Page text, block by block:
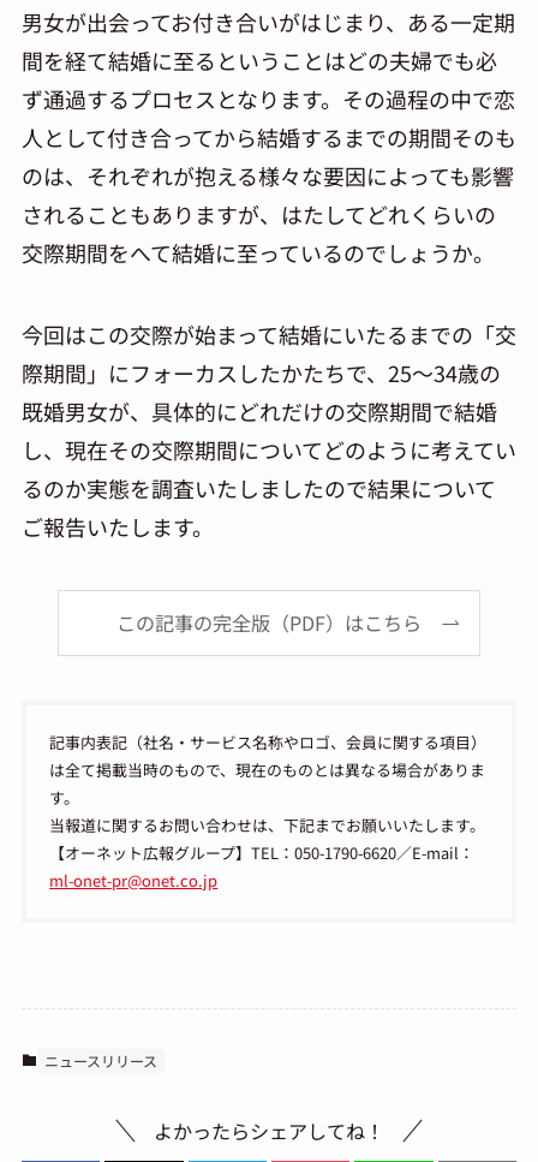
男女が出会ってお付き合いがはじまり、ある一定期
間を経て結婚に至るということはどの夫婦でも必
ず通過するプロセスとなります。その過程の中で恋
人として付き合ってから結婚するまでの期間そのも
のは、それぞれが抱える様々な要因によっても影響
されることもありますが、はたしてどれくらいの
交際期間をへて結婚に至っているのでしょうか。
今回はこの交際が始まって結婚にいたるまでの「交
際期間」にフォーカスしたかたちで、25～34歳の
既婚男女が、具体的にどれだけの交際期間で結婚
し、現在その交際期間についてどのように考えてい
るのか実態を調査いたしましたので結果について
ご報告いたします。
この記事の完全版（PDF）はこちら
記事内表記（社名・サービス名称やロゴ、会員に関する項目）
は全て掲載当時のもので、現在のものとは異なる場合がありま
す。
当報道に関するお問い合わせは、下記までお願いいたします。
【オーネット広報グループ】TEL：050-1790-6620／E-mail：
ml-onet-pr@onet.co.jp
ニュースリリース
よかったらシェアしてね！